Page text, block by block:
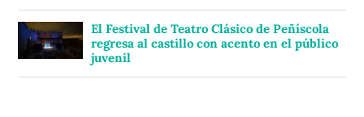
El Festival de Teatro Clásico de Peñíscola
regresa al castillo con acento en el público
juvenil